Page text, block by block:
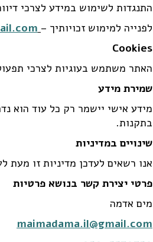
התנגדות לשימוש במידע לצרכי
לפנייה למימוש זכויותיך –
Cookies
האתר משתמש בעוגיות לצרכי
שמירת מידע
מידע אישי יישמר רק כל עוד הוא
בתקנות.
שינויים במדיניות
אנו רשאים לעדכן מדיניות זו מעת
פרטי יצירת קשר בנושא פרטיות
מים אדמה
maimadama.il@gmail.com